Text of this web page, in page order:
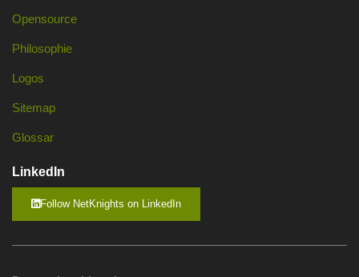
Opensource
Philosophie
Logos
Sitemap
Glossar
LinkedIn
Follow NetKnights on LinkedIn